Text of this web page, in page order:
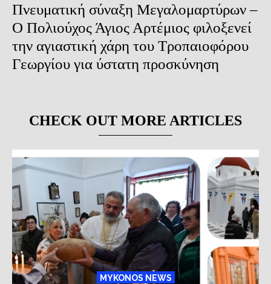
Πνευματική σύναξη Μεγαλομαρτύρων –
Ο Πολιούχος Άγιος Αρτέμιος φιλοξενεί
την αγιαστική χάρη του Τροπαιοφόρου
Γεωργίου για ύστατη προσκύνηση
CHECK OUT MORE ARTICLES
MYKONOS NEWS